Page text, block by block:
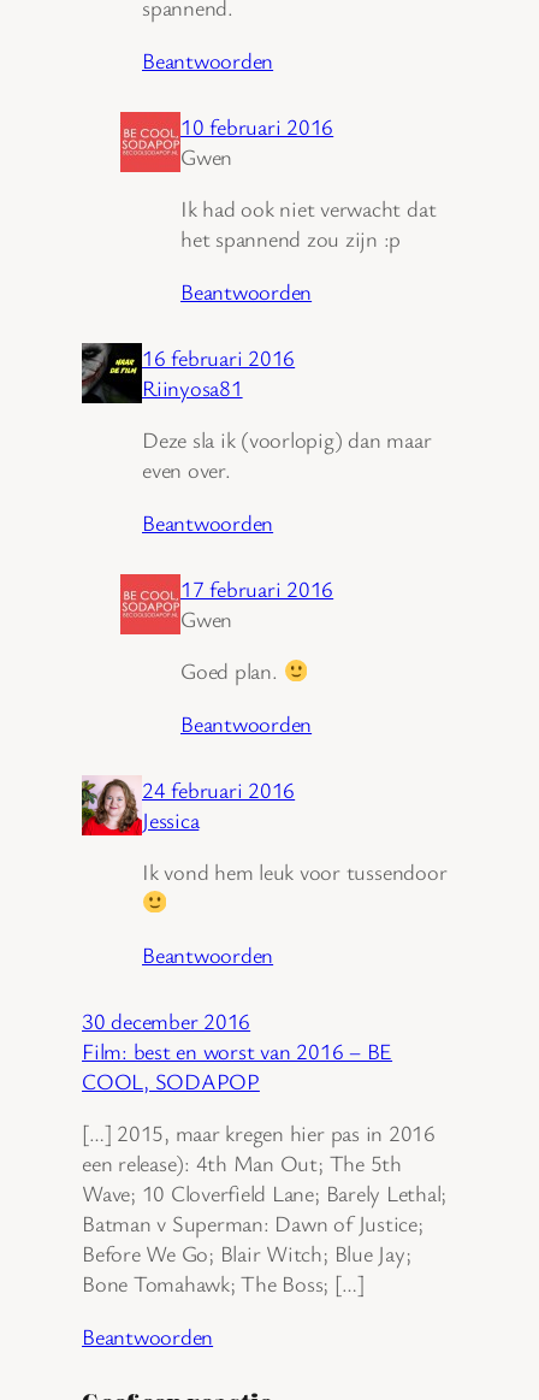
spannend.
Beantwoorden
10 februari 2016
Gwen
Ik had ook niet verwacht dat
het spannend zou zijn :p
Beantwoorden
16 februari 2016
Riinyosa81
Deze sla ik (voorlopig) dan maar
even over.
Beantwoorden
17 februari 2016
Gwen
Goed plan.
Beantwoorden
24 februari 2016
Jessica
Ik vond hem leuk voor tussendoor
Beantwoorden
30 december 2016
Film: best en worst van 2016 – BE
COOL, SODAPOP
[…] 2015, maar kregen hier pas in 2016
een release): 4th Man Out; The 5th
Wave; 10 Cloverfield Lane; Barely Lethal;
Batman v Superman: Dawn of Justice;
Before We Go; Blair Witch; Blue Jay;
Bone Tomahawk; The Boss; […]
Beantwoorden